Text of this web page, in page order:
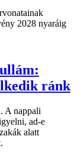
2028 nyaráig
ránk
A nappali
ad-e
alatt